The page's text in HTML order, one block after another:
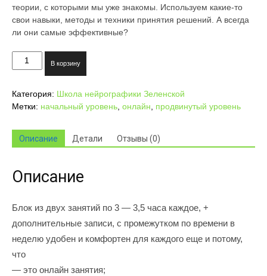
теории, с которыми мы уже знакомы. Используем какие-то
свои навыки, методы и техники принятия решений. А всегда
ли они самые эффективные?
Количество
товара
Многозадачность
души
принятие
решений
В корзину
Категория: Школа нейрографики Зеленской
Метки: начальный уровень онлайн продвинутый уровень
Описание Детали Отзывы (0)
Описание
Блок из двух занятий по 3 — 3,5 часа каждое, +
дополнительные записи, с промежутком по времени в
неделю удобен и комфортен для каждого еще и потому,
что
— это онлайн занятия;